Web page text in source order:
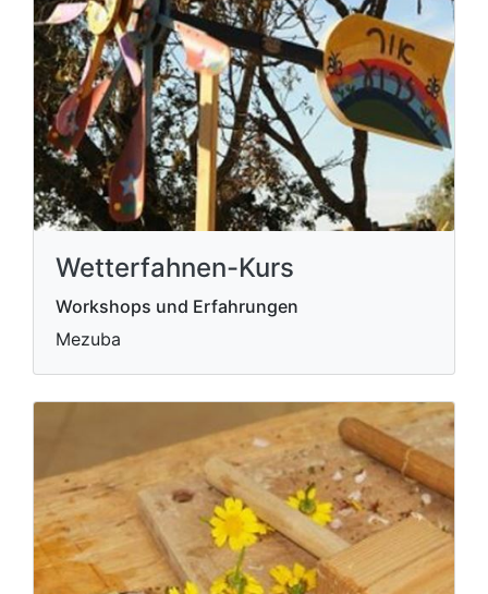
Wetterfahnen-Kurs
Workshops und Erfahrungen
Mezuba